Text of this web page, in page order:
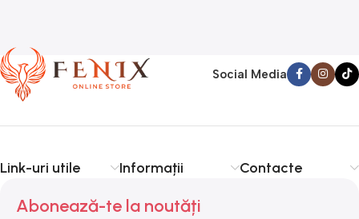
Social Media
Link-uri utile Informații Contacte
Abonează-te la noutăți